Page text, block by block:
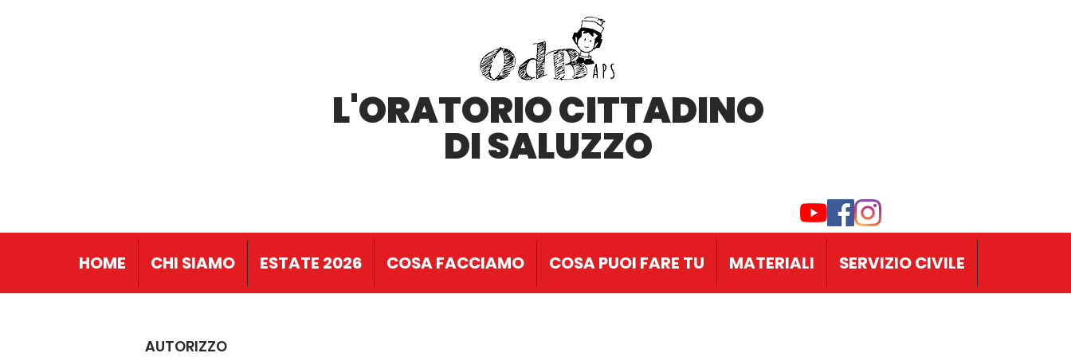
L'ORATORIO CITTADINO
DI SALUZZO
HOME CHI SIAMO ESTATE 2026 COSA FACCIAMO COSA PUOI FARE TU MATERIALI SERVIZIO CIVILE
AUTORIZZO